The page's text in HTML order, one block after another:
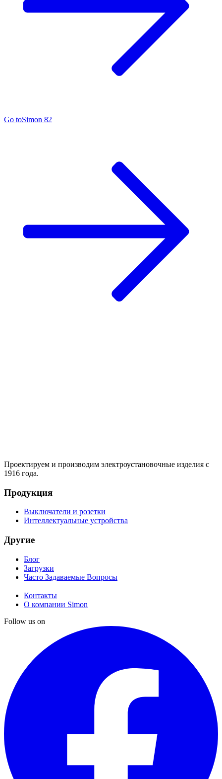
Go toSimon 82
Проектируем и производим электроустановочные изделия с
1916 года.
Продукция
Выключатели и розетки
Интеллектуальные устройства
Другие
Блог
Загрузки
Часто Задаваемые Вопросы
Контакты
О компании Simon
Follow us on